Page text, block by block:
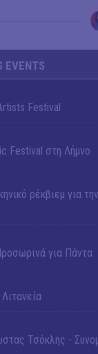
EVENTS
Festival
Festival στη Λήμνο
ρέκβιεμ για
για Πάντα
Τσόκλης -